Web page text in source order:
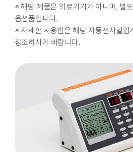
※ 해당 제품은 의료기기가 아니며, 별
옵션품입니다.
※ 자세한 사용법은 해당 자동전자혈압
참조하시기 바랍니다.